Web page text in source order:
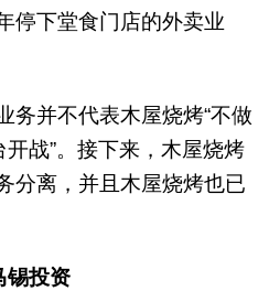
停下堂食门店的外卖业
务并不代表木屋烧烤“不做
开战”。接下来，木屋烧烤
分离，并且木屋烧烤也已
锡投资